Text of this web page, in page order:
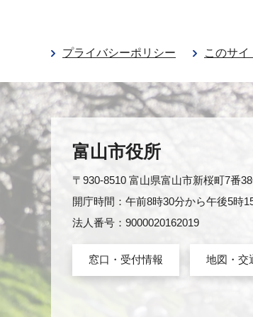
プライバシーポリシー このサイ
富山市役所
〒930-8510 富山県富山市新桜町7番
開庁時間：午前8時30分から午後5時
法人番号：9000020162019
窓口・受付情報 地図・交